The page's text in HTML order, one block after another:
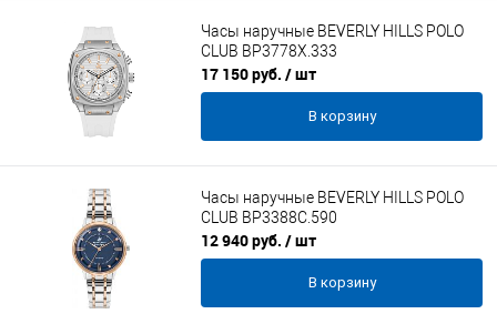
Часы наручные BEVERLY HILLS POLO
CLUB BP3778X.333
17 150 руб. / шт
В корзину
Часы наручные BEVERLY HILLS POLO
CLUB BP3388C.590
12 940 руб. / шт
В корзину